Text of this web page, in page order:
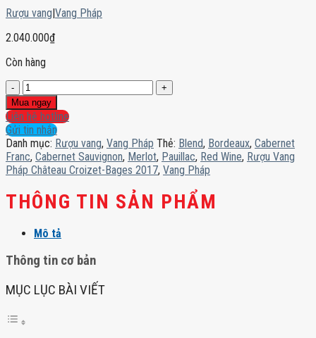
Rượu vang|Vang Pháp
2.040.000₫
Còn hàng
Rượu
Vang
Pháp
Château
Croizet-
Bages
2017
số
lượng
Mua ngay
Liên hệ hotline
Gửi tin nhắn
Danh mục: Rượu vang, Vang Pháp Thẻ: Blend, Bordeaux, Cabernet
Franc, Cabernet Sauvignon, Merlot, Pauillac, Red Wine, Rượu Vang
Pháp Château Croizet-Bages 2017, Vang Pháp
THÔNG TIN SẢN PHẨM
Mô tả
Thông tin cơ bản
MỤC LỤC BÀI VIẾT